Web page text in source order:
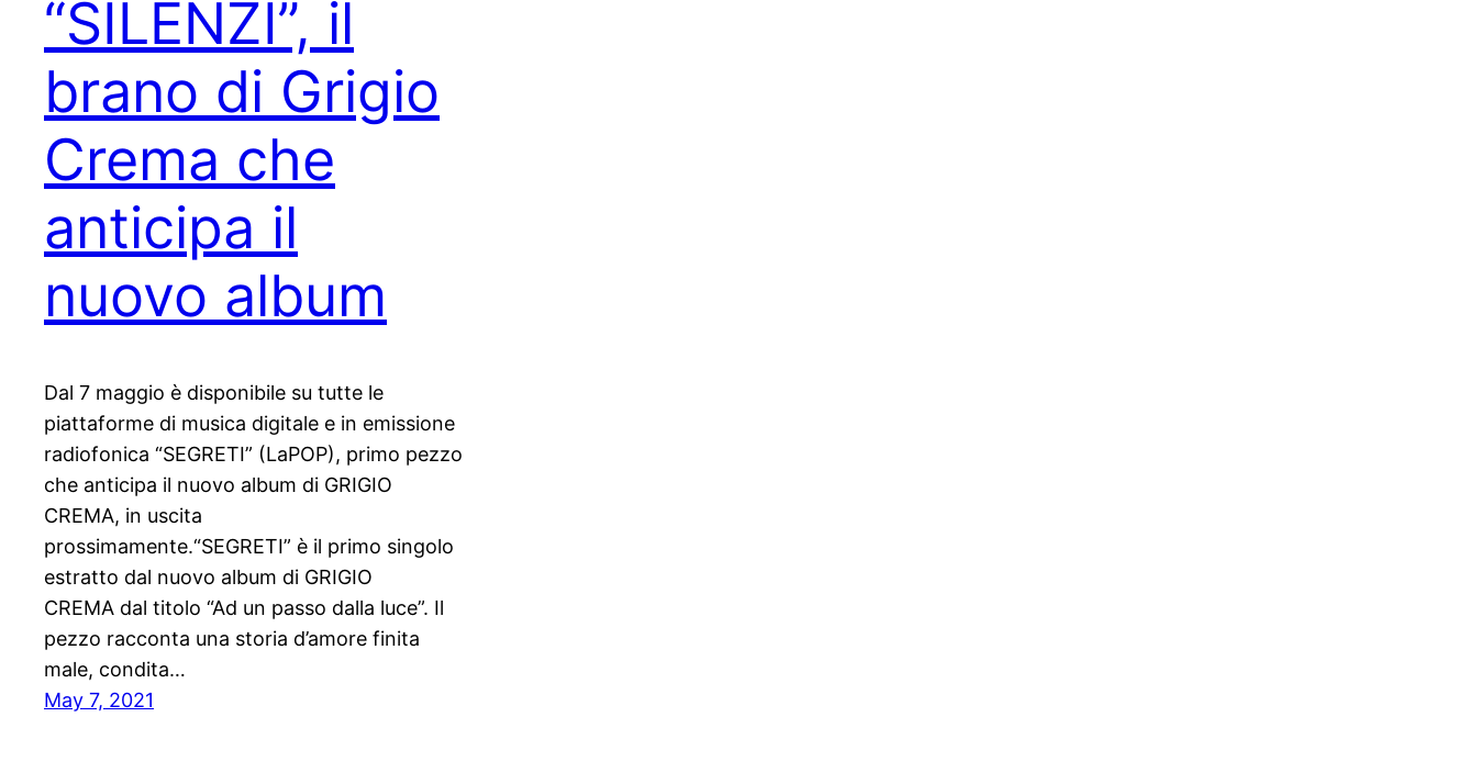
“SILENZI”, il
brano di Grigio
Crema che
anticipa il
nuovo album
Dal 7 maggio è disponibile su tutte le
piattaforme di musica digitale e in emissione
radiofonica “SEGRETI” (LaPOP), primo pezzo
che anticipa il nuovo album di GRIGIO
CREMA, in uscita
prossimamente.“SEGRETI” è il primo singolo
estratto dal nuovo album di GRIGIO
CREMA dal titolo “Ad un passo dalla luce”. Il
pezzo racconta una storia d’amore finita
male, condita…
May 7, 2021